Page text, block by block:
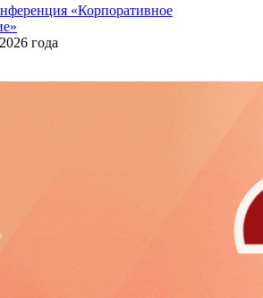
«Корпоративное
года